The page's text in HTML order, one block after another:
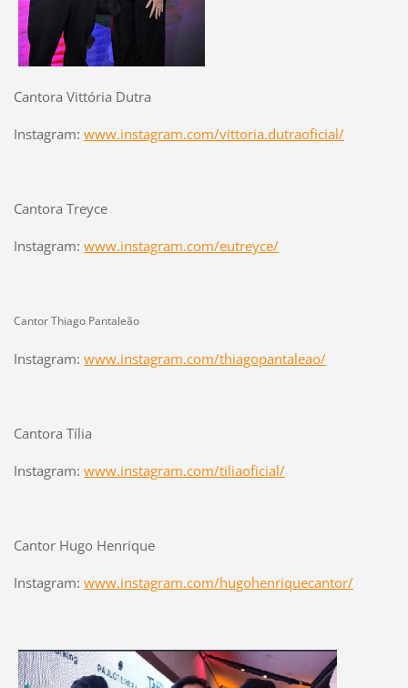
Cantora Vittória Dutra
Instagram: www.instagram.com/vittoria.dutraoficial/
Cantora Treyce
Instagram: www.instagram.com/eutreyce/
Cantor Thiago Pantaleão
Instagram: www.instagram.com/thiagopantaleao/
Cantora Tília
Instagram: www.instagram.com/tiliaoficial/
Cantor Hugo Henrique
Instagram: www.instagram.com/hugohenriquecantor/